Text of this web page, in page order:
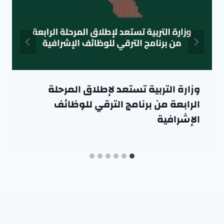
وزارة التربية تستعد لإطلاق المرحلة
الرابعة من برنامج الترقي للوظائف
الإشرافية